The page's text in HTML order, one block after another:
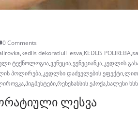
0 Comments
,kedlis dekoratiuli lesva,KEDLIS POLIREBA,
ტექნოლოგია,ვენეცია,ვენეციანკა,კედლის
პოლირება,კედლსი დაძველების ეფექტი,
,პიგმენტები,რენესანსის ეპოქა,სალესი
ლესვა